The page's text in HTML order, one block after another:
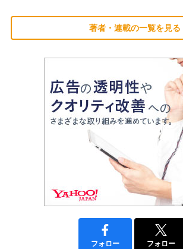
著者・連載の一覧を見る
フォロー フォロー